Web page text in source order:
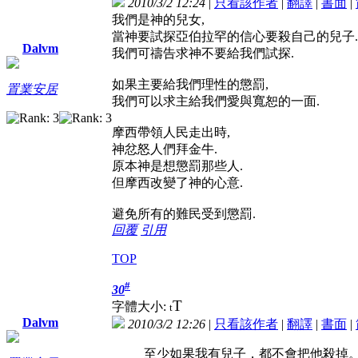
Dalvm
置業安居
我們是神的兒女,
當神要試探亞伯拉罕的信心要殺自己的兒子.
我們可禱告求神不要給我們試探.
如果主要給我們理性的懲罰,
我們可以求主給我們愛與寬恕的一面.
摩西帶領人民走出時,
神忿怒人們拜金牛.
原本神是想懲罰那些人.
但摩西改變了神的心意.
避免所有的難民受到懲罰.
回覆 引用
TOP
Dalvm
30#
字體大小: tT
2010/3/2 12:26 | 只看該作者 | 翻譯 | 書面 |
至少如果我有兒子，都不會把他殺掉。